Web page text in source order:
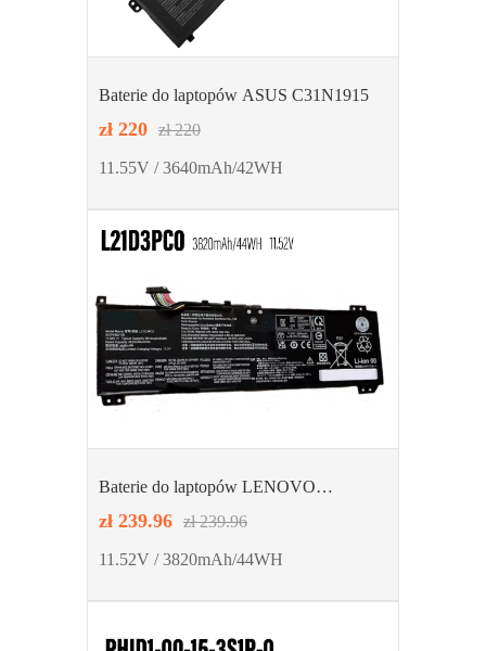
Baterie do laptopów ASUS C31N1915
zł 220 zł 220
11.55V / 3640mAh/42WH
Baterie do laptopów LENOVO
zł 239.96 zł 239.96
11.52V / 3820mAh/44WH